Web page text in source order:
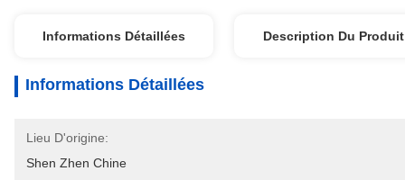
Informations Détaillées Description Du Produit
Informations Détaillées
Lieu D'origine:
Shen Zhen Chine